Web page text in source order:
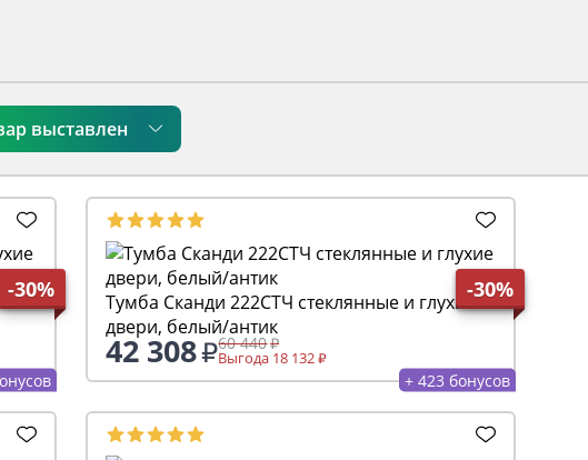
выставлен
-30% -30%
Тумба Сканди 222СТЧ стеклянные и глухие
двери, белый/антик
42 308 60 440
Выгода 18 132
+ 423 бонусов